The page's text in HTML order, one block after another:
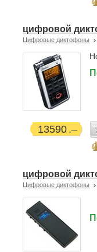
цифровой
Цифровые диктофоны
13590
цифровой
Цифровые диктофоны